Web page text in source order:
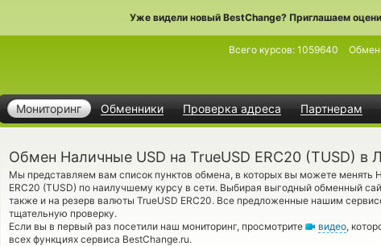
Уже видели новый BestChange? Приглашаем
Мониторинг Обменники Проверка адреса Партнерам
Всего курсов: 1059640
Обмен Наличные USD на TrueUSD ERC20 (TUSD) в
Мы представляем вам список пунктов обмена, в которых вы можете менять
ERC20 (TUSD) по наилучшему курсу в сети. Выбирая выгодный обменный
также и на резерв валюты TrueUSD ERC20. Все предложенные нашим
тщательную проверку.
Если вы в первый раз посетили наш мониторинг, просмотрите
видео,
всех функциях сервиса BestChange.ru.